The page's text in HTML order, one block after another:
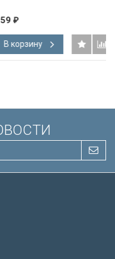
₽
В корзину